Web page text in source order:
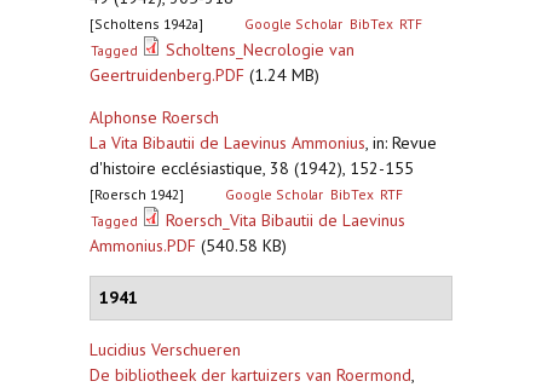
[Scholtens 1942a] Google Scholar BibTex RTF
Tagged
Scholtens_Necrologie van
Geertruidenberg.PDF (1.24 MB)
Alphonse Roersch
La Vita Bibautii de Laevinus Ammonius, in: Revue
d'histoire ecclésiastique, 38 (1942), 152-155
[Roersch 1942] Google Scholar BibTex RTF
Tagged
Roersch_Vita Bibautii de Laevinus
Ammonius.PDF (540.58 KB)
1941
Lucidius Verschueren
De bibliotheek der kartuizers van Roermond,